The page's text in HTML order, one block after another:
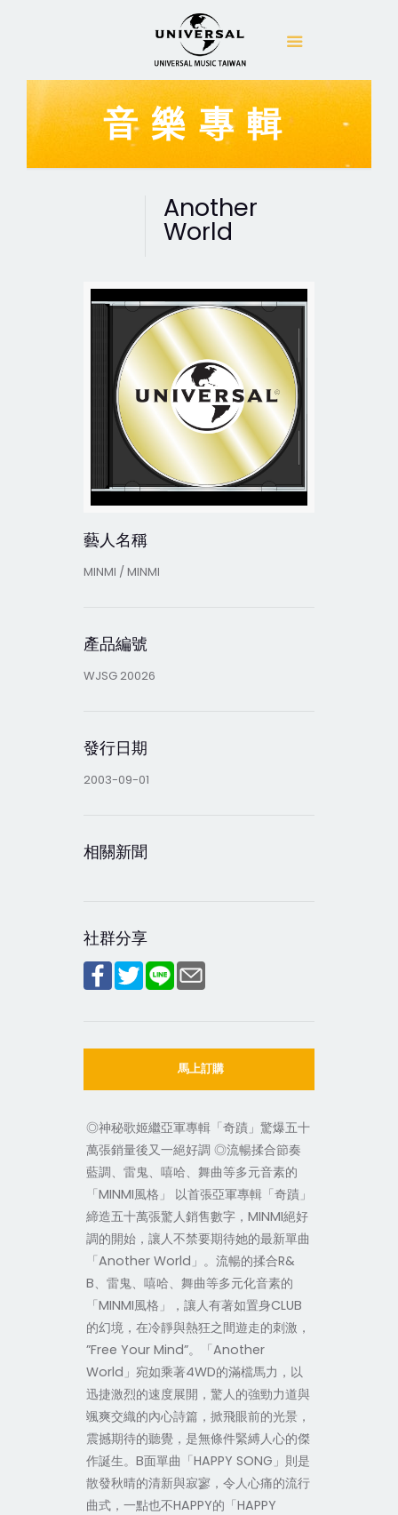
音樂專輯
Another
World
藝人名稱
MINMI / MINMI
產品編號
WJSG 20026
發行日期
2003-09-01
相關新聞
社群分享
馬上訂購
◎神秘歌姬繼亞軍專輯「奇蹟」驚爆五十
萬張銷量後又一絕好調 ◎流暢揉合節奏
藍調、雷鬼、嘻哈、舞曲等多元音素的
「MINMI風格」 以首張亞軍專輯「奇蹟」
締造五十萬張驚人銷售數字，MINMI絕好
調的開始，讓人不禁要期待她的最新單曲
「Another World」。流暢的揉合R&
B、雷鬼、嘻哈、舞曲等多元化音素的
「MINMI風格」，讓人有著如置身CLUB
的幻境，在冷靜與熱狂之間遊走的刺激，
”Free Your Mind”。「Another
World」宛如乘著4WD的滿檔馬力，以
迅捷激烈的速度展開，驚人的強勁力道與
颯爽交織的內心詩篇，掀飛眼前的光景，
震撼期待的聽覺，是無條件緊縛人心的傑
作誕生。B面單曲「HAPPY SONG」則是
散發秋晴的清新與寂寥，令人心痛的流行
曲式，一點也不HAPPY的「HAPPY